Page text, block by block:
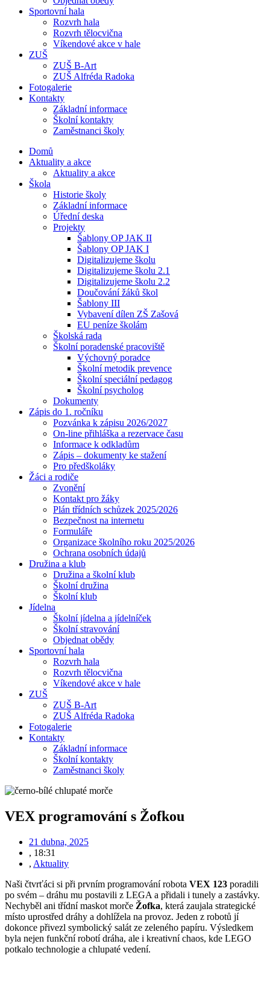
Sportovní hala
Rozvrh hala
Rozvrh tělocvična
Víkendové akce v hale
ZUŠ
ZUŠ B-Art
ZUŠ Alfréda Radoka
Fotogalerie
Kontakty
Základní informace
Školní kontakty
Zaměstnanci školy
Domů
Aktuality a akce
Aktuality a akce
Škola
Historie školy
Základní informace
Úřední deska
Projekty
Šablony OP JAK II
Šablony OP JAK I
Digitalizujeme školu
Digitalizujeme školu 2.1
Digitalizujeme školu 2.2
Doučování žáků škol
Šablony III
Vybavení dílen ZŠ Zašová
EU peníze školám
Školská rada
Školní poradenské pracoviště
Výchovný poradce
Školní metodik prevence
Školní speciální pedagog
Školní psycholog
Dokumenty
Zápis do 1. ročníku
Pozvánka k zápisu 2026/2027
On-line přihláška a rezervace času
Informace k odkladům
Zápis – dokumenty ke stažení
Pro předškoláky
Žáci a rodiče
Zvonění
Kontakt pro žáky
Plán třídních schůzek 2025/2026
Bezpečnost na internetu
Formuláře
Organizace školního roku 2025/2026
Ochrana osobních údajů
Družina a klub
Družina a školní klub
Školní družina
Školní klub
Jídelna
Školní jídelna a jídelníček
Školní stravování
Objednat obědy
Sportovní hala
Rozvrh hala
Rozvrh tělocvična
Víkendové akce v hale
ZUŠ
ZUŠ B-Art
ZUŠ Alfréda Radoka
Fotogalerie
Kontakty
Základní informace
Školní kontakty
Zaměstnanci školy
VEX programování s Žofkou
21 dubna, 2025
, 18:31
, Aktuality
Naši čtvrťáci si při prvním programování robota VEX 123 poradili
po svém – dráhu mu postavili z LEGA a přidali i tunely a zastávky.
Nechyběl ani třídní maskot morče Žofka, která zaujala strategické
místo uprostřed dráhy a dohlížela na provoz. Jeden z robotů jí
dokonce přivezl symbolický salát ze zeleného papíru. Výsledkem
byla nejen funkční robotí dráha, ale i kreativní chaos, kde LEGO
potkalo technologie a chlupaté vedení.